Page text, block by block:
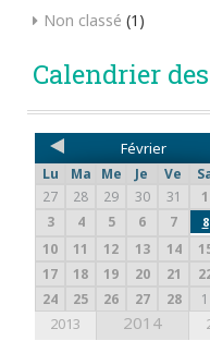
Non classé (1)
Calendrier
Février
Lu Ma Me Je Ve
27
28 29 30 31 1
3
4 5 6 7 8
10
11 12 13 14
17
18 19 20 21
24
25 26 27 28 1
2013 2014